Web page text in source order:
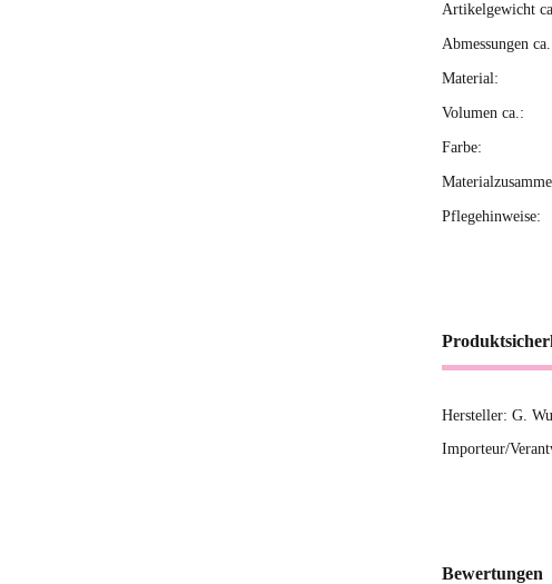
Wert
Artikelgewicht
Abmessungen
Material:
Volumen ca.:
Farbe:
Pflegehinweise:
Hersteller: G.
Importeur/
Bewertungen